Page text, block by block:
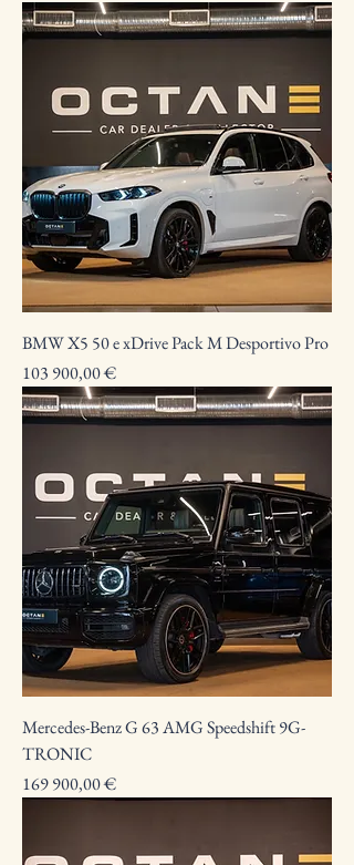
BMW X5 50 e xDrive Pack M Desportivo Pro
Preço
103 900,00 €
Mercedes-Benz G 63 AMG Speedshift 9G-
TRONIC
Preço
169 900,00 €